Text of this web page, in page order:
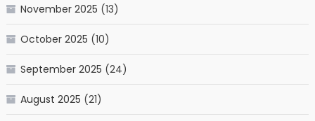
November 2025 (13)
October 2025 (10)
September 2025 (24)
August 2025 (21)